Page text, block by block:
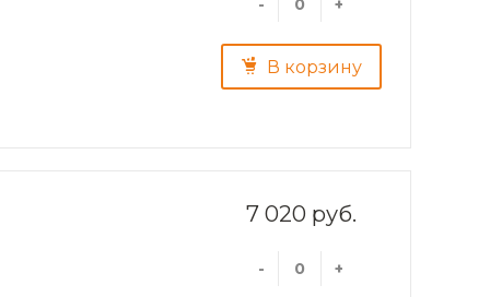
- +
В корзину
7 020 руб.
- +